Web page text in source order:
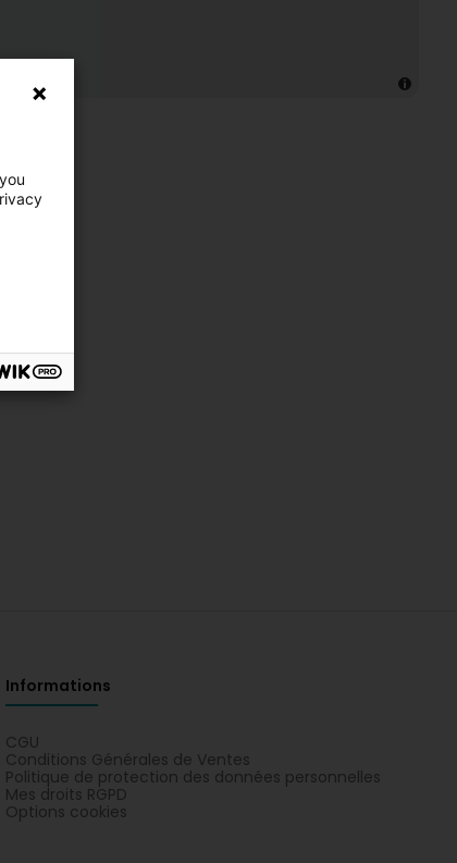
Informations
CGU
Conditions Générales de Ventes
Politique de protection des données personnelles
Mes droits RGPD
Options cookies